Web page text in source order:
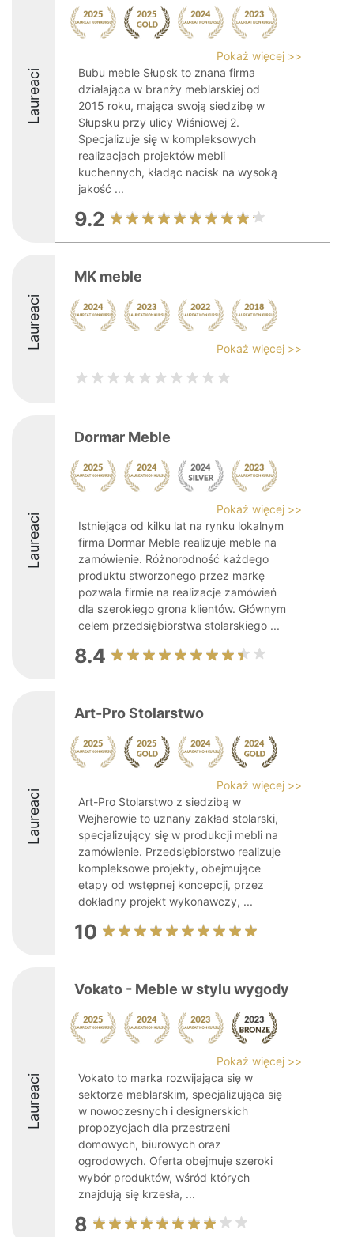
Laureaci
Pokaż więcej >>
Bubu meble Słupsk to znana firma
działająca w branży meblarskiej od
2015 roku, mająca swoją siedzibę w
Słupsku przy ulicy Wiśniowej 2.
Specjalizuje się w kompleksowych
realizacjach projektów mebli
kuchennych, kładąc nacisk na wysoką
jakość ...
9.2
Laureaci
MK meble
Pokaż więcej >>
Laureaci
Dormar Meble
Pokaż więcej >>
Istniejąca od kilku lat na rynku lokalnym
firma Dormar Meble realizuje meble na
zamówienie. Różnorodność każdego
produktu stworzonego przez markę
pozwala firmie na realizacje zamówień
dla szerokiego grona klientów. Głównym
celem przedsiębiorstwa stolarskiego ...
8.4
Laureaci
Art-Pro Stolarstwo
Pokaż więcej >>
Art-Pro Stolarstwo z siedzibą w
Wejherowie to uznany zakład stolarski,
specjalizujący się w produkcji mebli na
zamówienie. Przedsiębiorstwo realizuje
kompleksowe projekty, obejmujące
etapy od wstępnej koncepcji, przez
dokładny projekt wykonawczy, ...
10
Laureaci
Vokato - Meble w stylu wygody
Pokaż więcej >>
Vokato to marka rozwijająca się w
sektorze meblarskim, specjalizująca się
w nowoczesnych i designerskich
propozycjach dla przestrzeni
domowych, biurowych oraz
ogrodowych. Oferta obejmuje szeroki
wybór produktów, wśród których
znajdują się krzesła, ...
8